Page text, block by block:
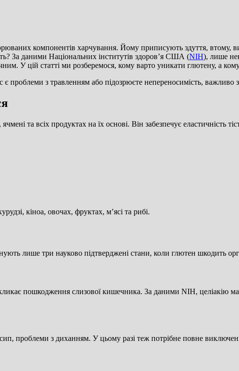
компонентів харчування. Йому приписують здуття, втому,
За даними Національних інститутів здоров’я США (NIH), лише
У цій статті ми розберемося, кому варто уникати глютену, а
проблеми з травленням або підозрюєте непереносимість, важливо
та всіх продуктах на їх основі. Він забезпечує еластичність
кіноа, овочах, фруктах, м’ясі та рибі.
лише три науково підтверджені стани, коли глютен шкодить
пошкодження слизової кишечника. За даними NIH, целіакію
проблеми з диханням. У цьому разі теж потрібне повне